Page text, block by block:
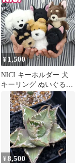
¥1,500
NICI キーホルダー 犬
キーリング ぬいぐるみ
ニキ Bean Bags BBキー
リング 10cm ブランド
バッグチャーム バッグ
アクセサリー 高校生 お
しゃれ かわいい 動物
マスコット アニマ ドイ
ツ ビーンバッグ
¥8,500